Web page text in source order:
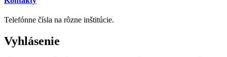
Telefónne čísla na rôzne inštitúcie.
Vyhlásenie